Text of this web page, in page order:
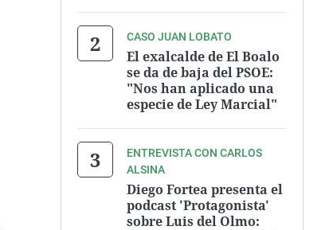
CASO JUAN LOBATO
El exalcalde de El Boalo
se da de baja del PSOE:
"Nos han aplicado una
especie de Ley Marcial"
ENTREVISTA CON CARLOS
ALSINA
Diego Fortea presenta el
podcast 'Protagonista'
sobre Luis del Olmo: